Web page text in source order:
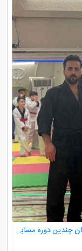
ارتقای کمربند دان ۳ صدرا سلطانخواه قهرمان چندین دوره مسابقات استانی و کشوری در رده سنی خردسالان و نونهالان